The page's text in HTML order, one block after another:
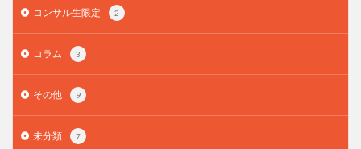
コンサル生限定 2
コラム 3
その他 9
未分類 7